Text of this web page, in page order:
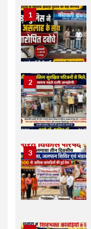
1
2
3